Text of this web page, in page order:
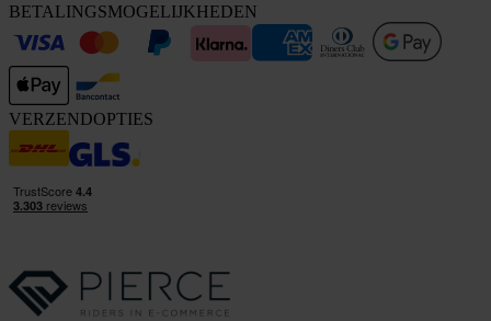
BETALINGSMOGELIJKHEDEN
VERZENDOPTIES